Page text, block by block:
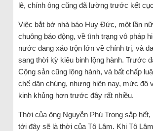
lẽ, chính ông cũng đã lường trước kết
Việc bắt bớ nhà báo Huy Đức, một lần
chuông báo động, về tình trạng vô pháp
nước đang xáo trộn lớn về chính trị, và
sang thời kỳ kiêu binh lộng hành. Trước
Cộng sản cũng lộng hành, và bất chấp
chế dân chúng, nhưng hiện nay, mức độ
kinh khủng hơn trước đây rất nhiều.
Thời của ông Nguyễn Phú Trọng sắp hết,
tới đây sẽ là thời của Tô Lâm. Khi Tô